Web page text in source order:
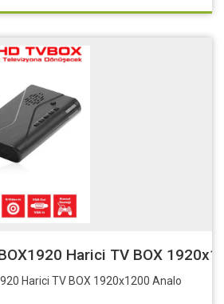
Harici TV BOX
Harici TV BOX 1920x1200 Analo